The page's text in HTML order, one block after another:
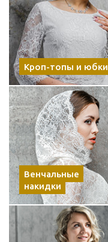
Кроп-топы и юбки
Венчальные
накидки